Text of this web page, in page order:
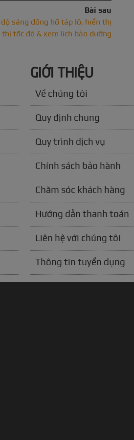
Bài sau
sáng đồng hồ táp lô, hiển thị
tốc độ & xem lịch bảo dưỡng
GIỚI THIỆU
Về chúng tôi
Quy định chung
Quy trình dịch vụ
Chính sách bảo hành
Chăm sóc khách hàng
Hướng dẫn thanh toán
Liên hệ với chúng tôi
Thông tin tuyển dụng